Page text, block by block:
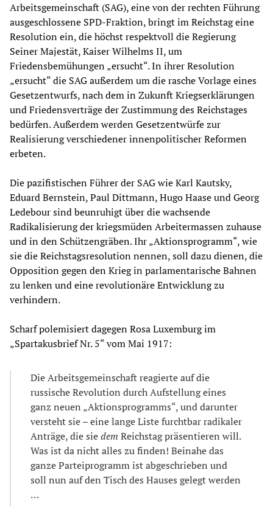
Arbeitsgemeinschaft (SAG), eine von der rechten Führung
ausgeschlossene SPD-Fraktion, bringt im Reichstag eine
Resolution ein, die höchst respektvoll die Regierung
Seiner Majestät, Kaiser Wilhelms II, um
Friedensbemühungen „ersucht“. In ihrer Resolution
„ersucht“ die SAG außerdem um die rasche Vorlage eines
Gesetzentwurfs, nach dem in Zukunft Kriegserklärungen
und Friedensverträge der Zustimmung des Reichstages
bedürfen. Außerdem werden Gesetzentwürfe zur
Realisierung verschiedener innenpolitischer Reformen
erbeten.
Die pazifistischen Führer der SAG wie Karl Kautsky,
Eduard Bernstein, Paul Dittmann, Hugo Haase und Georg
Ledebour sind beunruhigt über die wachsende
Radikalisierung der kriegsmüden Arbeitermassen zuhause
und in den Schützengräben. Ihr „Aktionsprogramm“, wie
sie die Reichstagsresolution nennen, soll dazu dienen, die
Opposition gegen den Krieg in parlamentarische Bahnen
zu lenken und eine revolutionäre Entwicklung zu
verhindern.
Scharf polemisiert dagegen Rosa Luxemburg im
„Spartakusbrief Nr. 5“ vom Mai 1917:
Die Arbeitsgemeinschaft reagierte auf die
russische Revolution durch Aufstellung eines
ganz neuen „Aktionsprogramms“, und darunter
versteht sie – eine lange Liste furchtbar radikaler
Anträge, die siedem Reichstag präsentieren will.
Was ist da nicht alles zu finden! Beinahe das
ganze Parteiprogramm ist abgeschrieben und
soll nun auf den Tisch des Hauses gelegt werden
…